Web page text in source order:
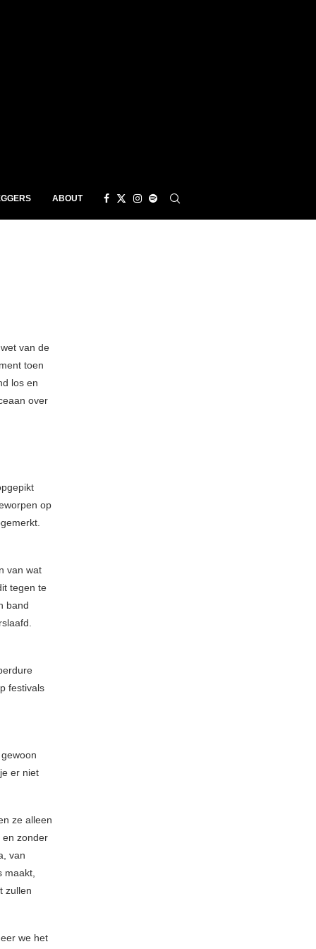
ABOUT
van de
toen
los en
over
op
van wat
tegen te
band
festivals
er niet
ze alleen
en zonder
van
maakt,
zullen
we het